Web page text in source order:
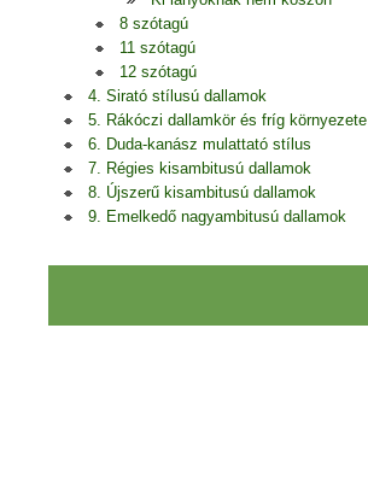
8 szótagú
11 szótagú
12 szótagú
4. Sirató stílusú dallamok
5. Rákóczi dallamkör és fríg környezete
6. Duda-kanász mulattató stílus
7. Régies kisambitusú dallamok
8. Újszerű kisambitusú dallamok
9. Emelkedő nagyambitusú dallamok